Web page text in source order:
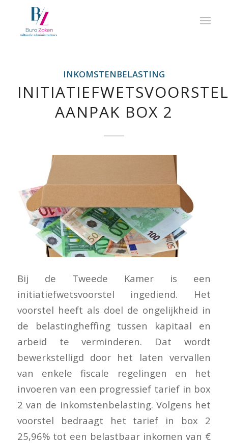
INKOMSTENBELASTING
AANPAK BOX 2
Bij de Tweede Kamer is een
initiatiefwetsvoorstel ingediend. Het
voorstel heeft als doel de ongelijkheid in
de belastingheffing tussen kapitaal en
arbeid te verminderen. Dat wordt
bewerkstelligd door het laten vervallen
van enkele fiscale regelingen en het
invoeren van een progressief tarief in box
2 van de inkomstenbelasting. Volgens het
voorstel bedraagt het tarief in box 2
25,96% tot een belastbaar inkomen van €